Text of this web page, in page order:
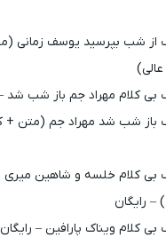
از شب بپرسید یوسف زمانی
بی کلام مهراد جم باز شب شد –
باز شب شد مهراد جم (متن +
بی کلام خلسه و شاهین میری
– رایگان
کلام ویناک پارافین – رایگان